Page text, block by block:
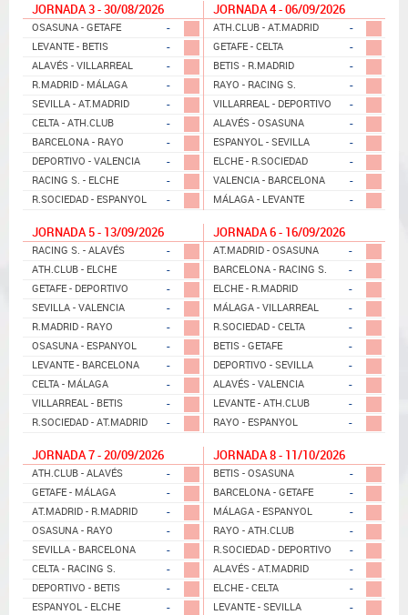
JORNADA 3 - 30/08/2026
OSASUNA - GETAFE -
LEVANTE - BETIS -
ALAVÉS - VILLARREAL -
R.MADRID - MÁLAGA -
SEVILLA - AT.MADRID -
CELTA - ATH.CLUB -
BARCELONA - RAYO -
DEPORTIVO - VALENCIA -
RACING S. - ELCHE -
R.SOCIEDAD - ESPANYOL -
JORNADA 4 - 06/09/2026
ATH.CLUB - AT.MADRID -
GETAFE - CELTA -
BETIS - R.MADRID -
RAYO - RACING S. -
VILLARREAL - DEPORTIVO -
ALAVÉS - OSASUNA -
ESPANYOL - SEVILLA -
ELCHE - R.SOCIEDAD -
VALENCIA - BARCELONA -
MÁLAGA - LEVANTE -
JORNADA 5 - 13/09/2026
RACING S. - ALAVÉS -
ATH.CLUB - ELCHE -
GETAFE - DEPORTIVO -
SEVILLA - VALENCIA -
R.MADRID - RAYO -
OSASUNA - ESPANYOL -
LEVANTE - BARCELONA -
CELTA - MÁLAGA -
VILLARREAL - BETIS -
R.SOCIEDAD - AT.MADRID -
JORNADA 6 - 16/09/2026
AT.MADRID - OSASUNA -
BARCELONA - RACING S. -
ELCHE - R.MADRID -
MÁLAGA - VILLARREAL -
R.SOCIEDAD - CELTA -
BETIS - GETAFE -
DEPORTIVO - SEVILLA -
ALAVÉS - VALENCIA -
LEVANTE - ATH.CLUB -
RAYO - ESPANYOL -
JORNADA 7 - 20/09/2026
ATH.CLUB - ALAVÉS -
GETAFE - MÁLAGA -
AT.MADRID - R.MADRID -
OSASUNA - RAYO -
SEVILLA - BARCELONA -
CELTA - RACING S. -
DEPORTIVO - BETIS -
ESPANYOL - ELCHE -
JORNADA 8 - 11/10/2026
BETIS - OSASUNA -
BARCELONA - GETAFE -
MÁLAGA - ESPANYOL -
RAYO - ATH.CLUB -
R.SOCIEDAD - DEPORTIVO -
ALAVÉS - AT.MADRID -
ELCHE - CELTA -
LEVANTE - SEVILLA -